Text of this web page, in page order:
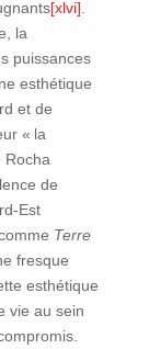
[xlvi].
la
puissances
esthétique
et de
« la
Rocha
de
Est
Terre
fresque
esthétique
vie au sein